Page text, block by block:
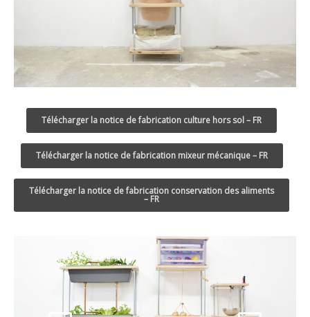
Télécharger la notice de fabrication culture hors sol – FR
Télécharger la notice de fabrication mixeur mécanique – FR
Télécharger la notice de fabrication conservation des aliments
– FR